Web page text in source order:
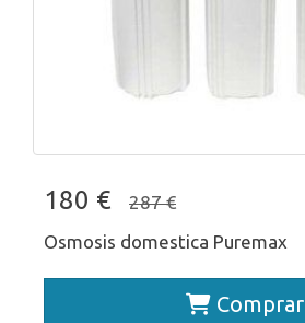
180 €
287 €
Osmosis domestica Puremax
Comprar